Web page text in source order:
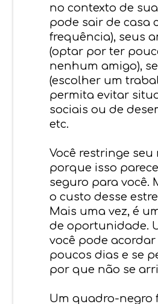
no contexto de
pode sair de casa
frequência), seus
(optar por ter
nenhum amigo),
(escolher um
permita evitar
sociais ou de
etc.
Você restringe seu
porque isso
seguro para você.
o custo desse
Mais uma vez, é
de oportunidade.
você pode
poucos dias e se
por que não se
Um quadro-negro